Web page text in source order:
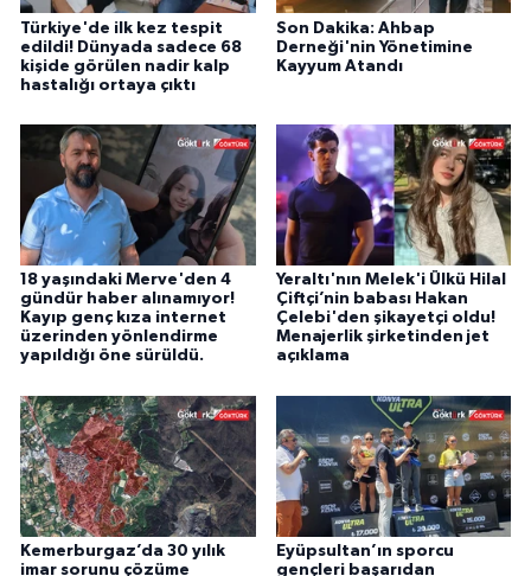
Türkiye'de ilk kez tespit
edildi! Dünyada sadece 68
kişide görülen nadir kalp
hastalığı ortaya çıktı
Son Dakika: Ahbap
Derneği'nin Yönetimine
Kayyum Atandı
18 yaşındaki Merve'den 4
gündür haber alınamıyor!
Kayıp genç kıza internet
üzerinden yönlendirme
yapıldığı öne sürüldü.
Yeraltı'nın Melek'i Ülkü Hilal
Çiftçi’nin babası Hakan
Çelebi'den şikayetçi oldu!
Menajerlik şirketinden jet
açıklama
Kemerburgaz’da 30 yılık
imar sorunu çözüme
Eyüpsultan’ın sporcu
gençleri başarıdan